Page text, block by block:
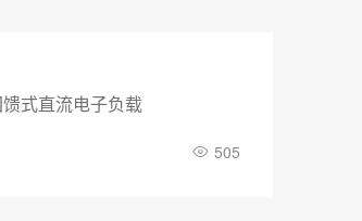
式直流电子负载
505